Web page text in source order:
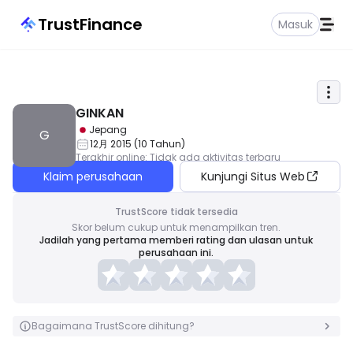
TrustFinance Masuk
G
GINKAN
Jepang
12月 2015 (10 Tahun)
Terakhir online: Tidak ada aktivitas terbaru
Klaim perusahaan Kunjungi Situs Web
TrustScore tidak tersedia
Skor belum cukup untuk menampilkan tren.
Jadilah yang pertama memberi rating dan ulasan untuk
perusahaan ini.
Bagaimana TrustScore dihitung?